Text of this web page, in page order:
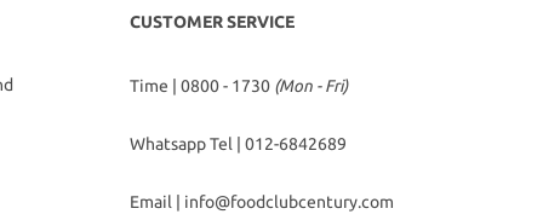
CUSTOMER SERVICE
Time | 0800 - 1730 (Mon - Fri)
Whatsapp Tel | 012-6842689
Email | info@foodclubcentury.com